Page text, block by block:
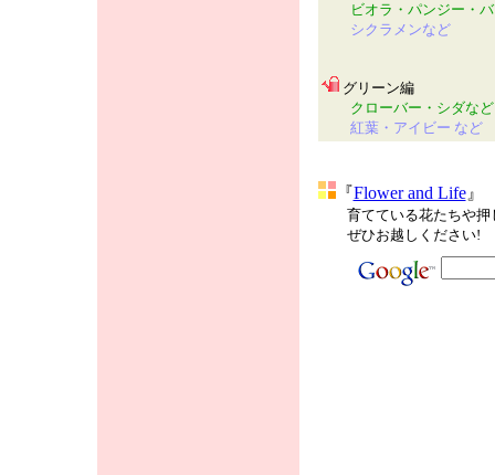
ビオラ・パンジー・
シクラメンなど
グリーン編
クローバー・シダなど
紅葉・アイビー など
『Flower and Life』
育てている花たちや押
ぜひお越しください!